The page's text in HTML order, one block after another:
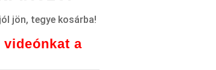
jön, tegye kosárba!
videónkat a